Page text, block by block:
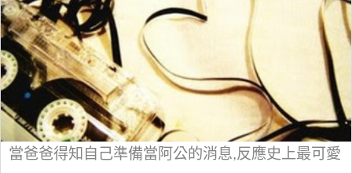
當爸爸得知自己準備當阿公的消息,反應史上最可愛